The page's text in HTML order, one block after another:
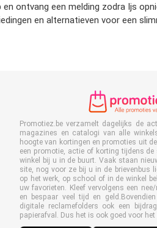
ontvang een melding zodra Ijs
en alternatieven voor een
Promotiez.be verzamelt dagelijks de
magazines en catalogi van alle
hoogte van kortingen en promoties uit
een promotie, actie of korting tijdens
winkel bij u in de buurt. Vaak staan
site, nog voor ze bij u in de brievenbus
op het werk, op school of in de winkel
uw favorieten. Kleef vervolgens een
en bespaar veel tijd en
digitale reclamefolders ook een
papierafval. Dus het is ook goed voor het